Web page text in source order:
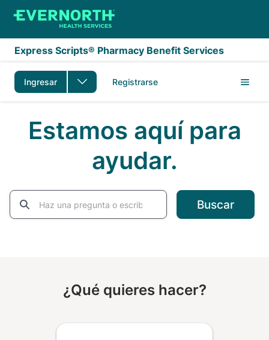
Saltar al contenido principal
Express Scripts® Pharmacy Benefit Services
Ingresar Registrarse
Estamos aquí para
ayudar.
Buscar
¿Qué quieres hacer?